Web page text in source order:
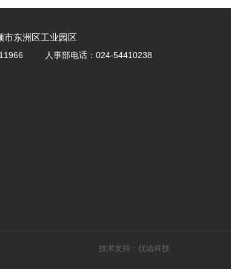
市东洲区工业园区
人事部电话：024-54410238
技术支持：优诺科技